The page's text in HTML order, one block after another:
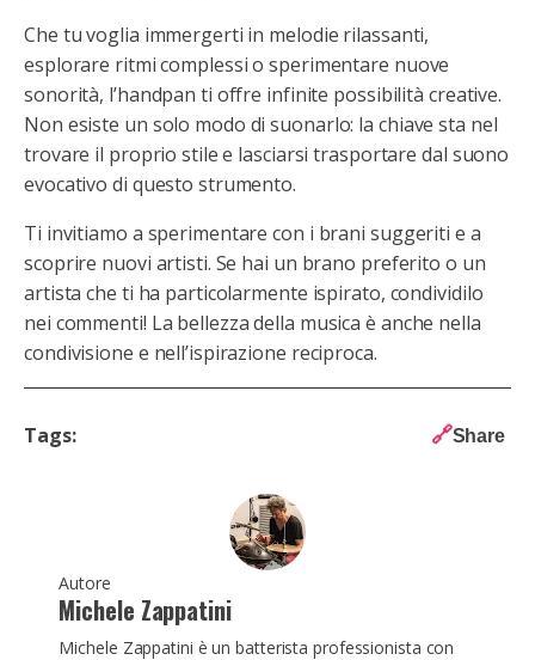
Che tu voglia immergerti in melodie rilassanti,
esplorare ritmi complessi o sperimentare nuove
sonorità, l’handpan ti offre infinite possibilità creative.
Non esiste un solo modo di suonarlo: la chiave sta nel
trovare il proprio stile e lasciarsi trasportare dal suono
evocativo di questo strumento.
Ti invitiamo a sperimentare con i brani suggeriti e a
scoprire nuovi artisti. Se hai un brano preferito o un
artista che ti ha particolarmente ispirato, condividilo
nei commenti! La bellezza della musica è anche nella
condivisione e nell’ispirazione reciproca.
Tags: 🔗Share
Autore
Michele Zappatini
Michele Zappatini è un batterista professionista con